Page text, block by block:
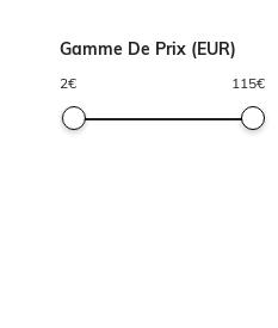
Gamme De Prix (EUR)
2€ 115€